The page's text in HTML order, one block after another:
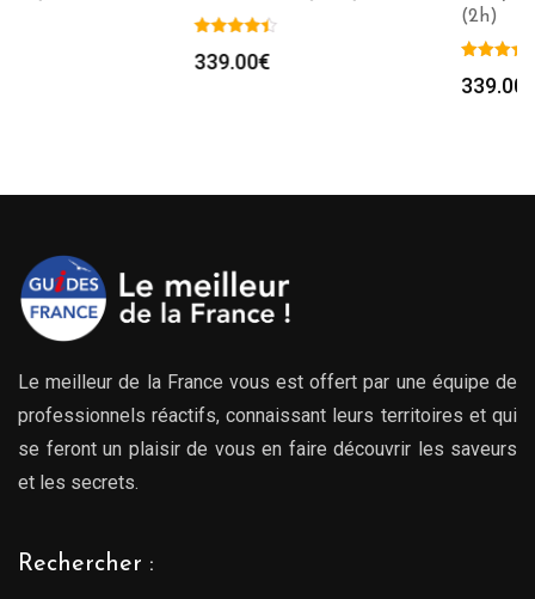
Le meilleur de la France vous est offert par une équipe de
professionnels réactifs, connaissant leurs territoires et qui
se feront un plaisir de vous en faire découvrir les saveurs
et les secrets.
Rechercher :